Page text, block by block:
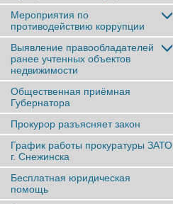
Мероприятия по
противодействию коррупции
Выявление правообладателей
ранее учтенныx объектов
недвижимости
Общественная приёмная
Губернатора
Прокурор разъясняет закон
График работы прокуратуры ЗАТО
г. Снежинска
Бесплатная юридическая
помощь